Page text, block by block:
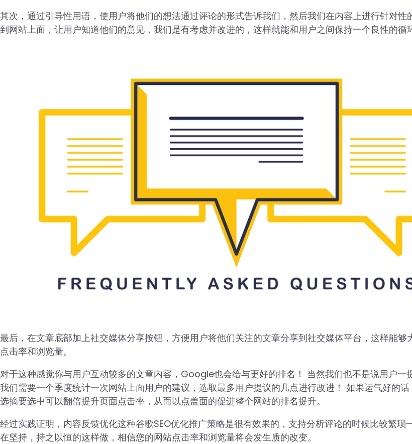
其次，通过引导性用语，使用户将他们的想法通过评论的形式告诉我们，然后我们在内容上进行针对性
到网站上面，让用户知道他们的意见，我们是有考虑并改进的，这样就能和用户之间保持一个良性的循
最后，在文章底部加上社交媒体分享按钮，方便用户将他们关注的文章分享到社交媒体平台，这样能够
点击率和浏览量。
对于这种感觉你与用户互动较多的文章内容，Google也会给与更好的排名！ 当然我们也不是说用户一
我们需要一个季度统计一次网站上面用户的建议，选取最多用户提议的几点进行改进！ 如果运气好的
选摘要选中可以翻倍提升页面点击率，从而以点盖面的促进整个网站的排名提升。
经过实践证明，内容反馈优化这种谷歌SEO优化推广策略是很有效果的，支持分析评论的时候比较繁琐
在坚持，持之以恒的这样做，相信您的网站点击率和浏览量将会发生质的改变。